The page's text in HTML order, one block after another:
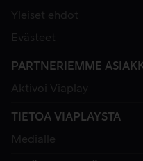
Yleiset ehdot
Evästeet
PARTNERIEMME
Aktivoi Viaplay
TIETOA VIAPLAYSTA
Medialle